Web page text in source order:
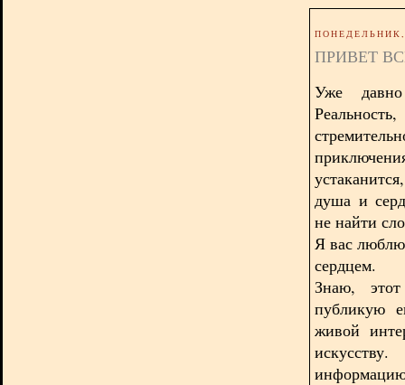
ПРИВЕТ
Уже
душа и
не найти
Я вас
сердцем.
Знаю,
публикую
живой